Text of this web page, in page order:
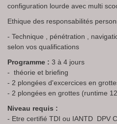
configuration lourde avec multi
Ethique des responsabilités
- Technique , pénétration ,
selon vos qualifications
Programme : 3 à 4 jours
- théorie et briefing
- 2 plongées d'excercices en
- 2 plongées en grottes (runtime
Niveau requis :
- Etre certifié TDI ou IANTD DPV